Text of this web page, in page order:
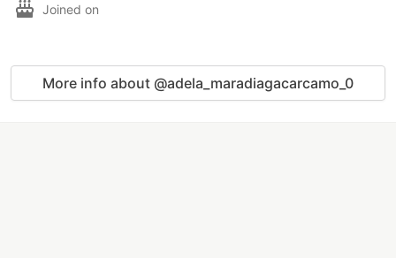
Joined on
More info about @adela_maradiagacarcamo_0